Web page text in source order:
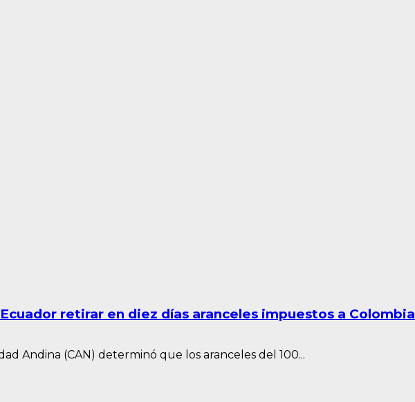
retirar en diez días aranceles impuestos a Colombia
Andina (CAN) determinó que los aranceles del 100...